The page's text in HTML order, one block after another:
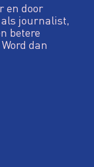
en door
journalist,
betere
dan